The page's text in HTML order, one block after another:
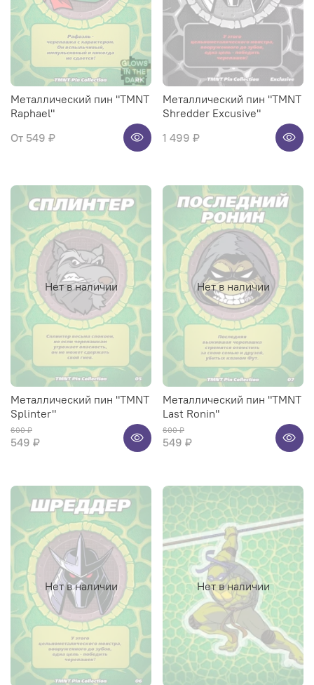
Металлический пин "TMNT
Raphael"
От 549 ₽
Металлический пин "TMNT
Shredder Excusive"
1 499 ₽
Нет в наличии
Металлический пин "TMNT
Splinter"
600 ₽
549 ₽
Нет в наличии
Металлический пин "TMNT
Last Ronin"
600 ₽
549 ₽
Нет в наличии Нет в наличии